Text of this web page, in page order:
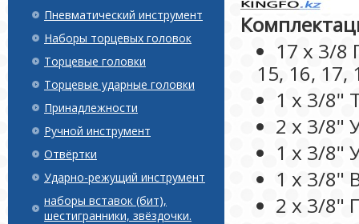
Пневматический инструмент
Наборы торцевых головок
Торцевые головки
Торцевые ударные головки
Принадлежности
Ручной инструмент
Отвёртки
Ударно-режущий инструмент
наборы вставок (бит),
шестигранники, звёздочки.
17 x 3/8
15, 16, 17,
1 x 3/8"
2 x 3/8"
1 x 3/8"
1 x 3/8"
2 x 3/8"